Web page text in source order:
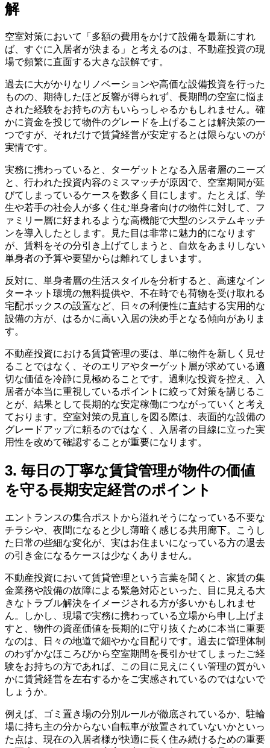
解
空室対策において「多額の費用をかけて設備を最新にすれ
ば、すぐに入居者が決まる」と考えるのは、不動産投資の現
場で頻繁に直面する大きな誤解です。
過去に大がかりなリノベーションや高価な設備投資を行った
ものの、期待したほど反響が得られず、長期間の空室に悩ま
された経験をお持ちの方もいらっしゃるかもしれません。確
かに資金を投じて物件のグレードを上げることは解決策の一
つですが、それだけで賃貸経営が安定するとは限らないのが
実情です。
実務に携わっていると、ターゲットとなる入居者層のニーズ
と、行われた投資内容のミスマッチが原因で、空室期間が延
びてしまっているケースを数多く目にします。たとえば、学
生や若手の社会人が多く住む単身者向けの物件に対して、フ
ァミリー層に好まれるような高機能で大型のシステムキッチ
ンを導入したとします。見た目は非常に魅力的になります
が、賃料をその分引き上げてしまうと、自炊をあまりしない
単身者の予算や要望からは離れてしまいます。
反対に、単身者層の生活スタイルを分析すると、高速なイン
ターネット環境の無料提供や、不在時でも荷物を受け取れる
宅配ボックスの設置など、日々の利便性に直結する実用的な
設備の方が、はるかに高い入居の決め手となる傾向がありま
す。
不動産投資における賃貸管理の要は、単に物件を新しく見せ
ることではなく、そのエリアやターゲット層が求めている適
切な価値を冷静に見極めることです。過剰な投資を控え、入
居者が本当に重視しているポイントに絞って対策を講じるこ
とが、結果として長期的な安定稼働につながっていくと考え
ております。空室対策の見直しを図る際は、表面的な設備の
グレードアップに頼るのではなく、入居者の目線に立った実
用性を改めて確認することが重要になります。
3. 毎日の丁寧な賃貸管理が物件の価値
を守る長期安定経営のポイント
エントランスの集合ポストから溢れそうになっている不要な
チラシや、夜間になると少し薄暗く感じる共用廊下。こうし
た日常の些細な変化が、実はお住まいになっている方の退去
の引き金になるケースは少なくありません。
不動産投資において賃貸管理という言葉を聞くと、家賃の集
金業務や設備の故障による緊急対応といった、目に見える大
きなトラブル解決をイメージされる方が多いかもしれませ
ん。しかし、現場で実務に携わっている立場から申し上げま
すと、物件の資産価値を長期的に守り抜くために本当に重要
なのは、日々の地道で細やかな目配りです。過去に管理体制
のわずかなほころびから空室期間を長引かせてしまったご経
験をお持ちの方であれば、この目に見えにくい管理の質がい
かに賃貸経営を左右するかをご実感されているのではないで
しょうか。
例えば、ゴミ置き場の分別ルールが徹底されているか、駐輪
場に持ち主の分からない自転車が放置されていないかといっ
た点は、現在の入居者様が快適に長く住み続けるための重要